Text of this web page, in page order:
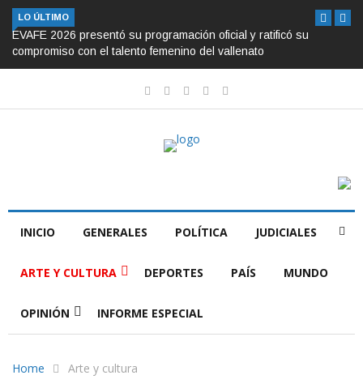
LO ÚLTIMO
EVAFE 2026 presentó su programación oficial y ratificó su
compromiso con el talento femenino del vallenato
INICIO GENERALES POLÍTICA JUDICIALES
ARTE Y CULTURA DEPORTES PAÍS MUNDO
OPINIÓN INFORME ESPECIAL
Home Arte y cultura